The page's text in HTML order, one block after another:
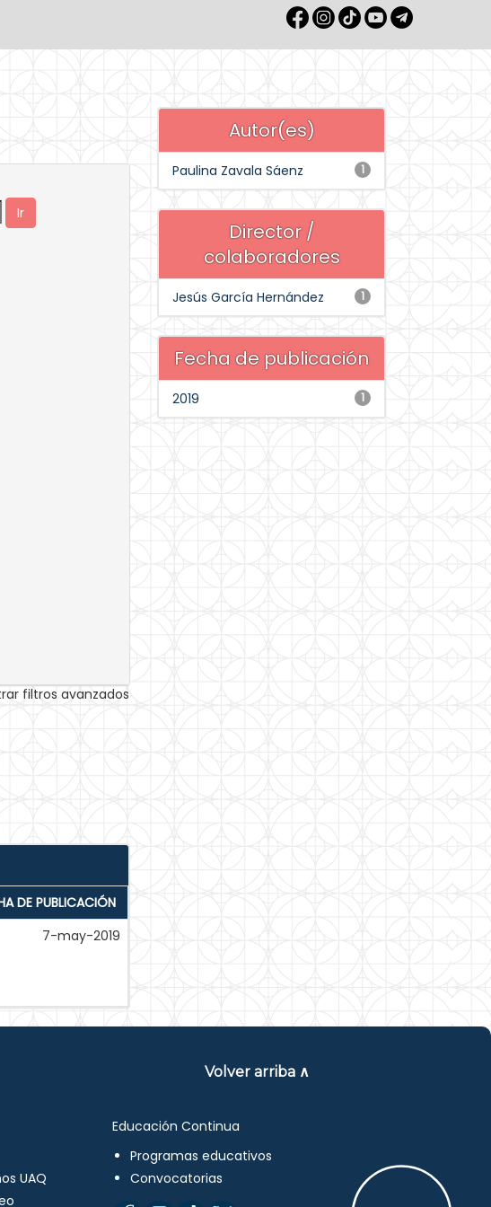
filtros avanzados
DE PUBLICACIÓN
7-may-2019
Autor(es)
1
Paulina Zavala Sáenz
Director /
colaboradores
1
Jesús García Hernández
Fecha de publicación
1
2019
Volver arriba ∧
UAQ
Educación Continua
Programas educativos
Convocatorias